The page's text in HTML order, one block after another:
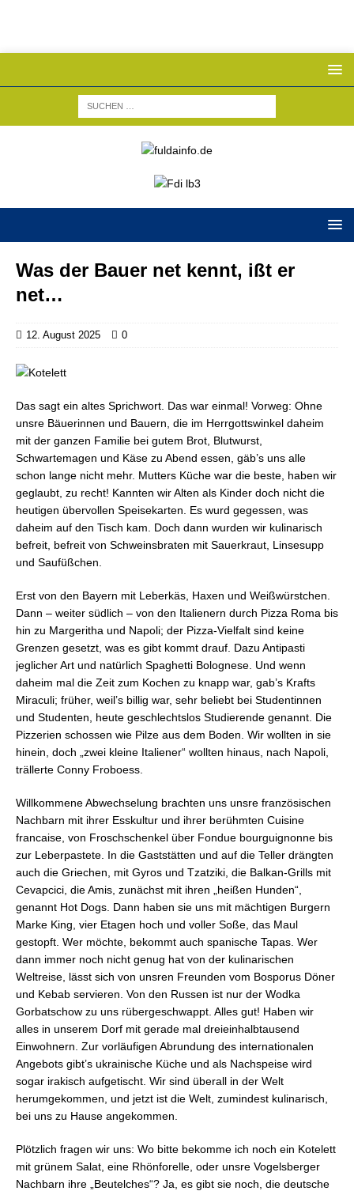
Was der Bauer net kennt, ißt er
net…
12. August 2025 0
Das sagt ein altes Sprichwort. Das war einmal! Vorweg: Ohne
unsre Bäuerinnen und Bauern, die im Herrgottswinkel daheim
mit der ganzen Familie bei gutem Brot, Blutwurst,
Schwartemagen und Käse zu Abend essen, gäb’s uns alle
schon lange nicht mehr. Mutters Küche war die beste, haben wir
geglaubt, zu recht! Kannten wir Alten als Kinder doch nicht die
heutigen übervollen Speisekarten. Es wurd gegessen, was
daheim auf den Tisch kam. Doch dann wurden wir kulinarisch
befreit, befreit von Schweinsbraten mit Sauerkraut, Linsesupp
und Saufüßchen.
Erst von den Bayern mit Leberkäs, Haxen und Weißwürstchen.
Dann – weiter südlich – von den Italienern durch Pizza Roma bis
hin zu Margeritha und Napoli; der Pizza-Vielfalt sind keine
Grenzen gesetzt, was es gibt kommt drauf. Dazu Antipasti
jeglicher Art und natürlich Spaghetti Bolognese. Und wenn
daheim mal die Zeit zum Kochen zu knapp war, gab’s Krafts
Miraculi; früher, weil’s billig war, sehr beliebt bei Studentinnen
und Studenten, heute geschlechtslos Studierende genannt. Die
Pizzerien schossen wie Pilze aus dem Boden. Wir wollten in sie
hinein, doch „zwei kleine Italiener“ wollten hinaus, nach Napoli,
trällerte Conny Froboess.
Willkommene Abwechselung brachten uns unsre französischen
Nachbarn mit ihrer Esskultur und ihrer berühmten Cuisine
francaise, von Froschschenkel über Fondue bourguignonne bis
zur Leberpastete. In die Gaststätten und auf die Teller drängten
auch die Griechen, mit Gyros und Tzatziki, die Balkan-Grills mit
Cevapcici, die Amis, zunächst mit ihren „heißen Hunden“,
genannt Hot Dogs. Dann haben sie uns mit mächtigen Burgern
Marke King, vier Etagen hoch und voller Soße, das Maul
gestopft. Wer möchte, bekommt auch spanische Tapas. Wer
dann immer noch nicht genug hat von der kulinarischen
Weltreise, lässt sich von unsren Freunden vom Bosporus Döner
und Kebab servieren. Von den Russen ist nur der Wodka
Gorbatschow zu uns rübergeschwappt. Alles gut! Haben wir
alles in unserem Dorf mit gerade mal dreieinhalbtausend
Einwohnern. Zur vorläufigen Abrundung des internationalen
Angebots gibt’s ukrainische Küche und als Nachspeise wird
sogar irakisch aufgetischt. Wir sind überall in der Welt
herumgekommen, und jetzt ist die Welt, zumindest kulinarisch,
bei uns zu Hause angekommen.
Plötzlich fragen wir uns: Wo bitte bekomme ich noch ein Kotelett
mit grünem Salat, eine Rhönforelle, oder unsre Vogelsberger
Nachbarn ihre „Beutelches“? Ja, es gibt sie noch, die deutsche